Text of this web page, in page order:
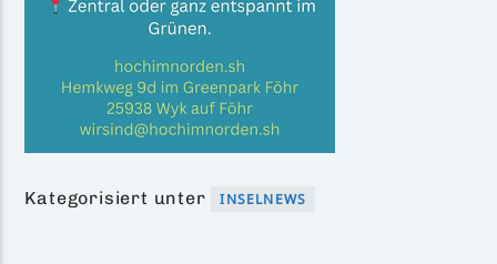
Kategorisiert unter INSELNEWS